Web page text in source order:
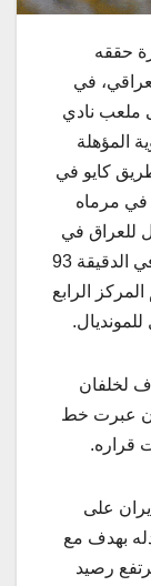
حققه
في
ملعب نادي
المؤهلة
عن طريق كايو في
في مرماه
للعراق في
الدقيقة 89 ثم يدرك علي مبخوت التعادل في الدقيقة 93
يحتل بهم المركز الرابع
لخلفان
ان عبرت خط
قراره.
على
بعد تعادله بهدف مع
رصيد